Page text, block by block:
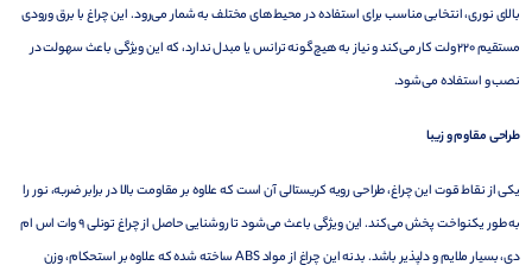
بالای نوری، انتخابی مناسب برای استفاده در محیط‌های مختلف به شمار می‌رود. این چراغ با برق ورودی
مستقیم ۲۲۰ ولت کار می‌کند و نیاز به هیچ‌گونه ترانس یا مبدل ندارد، که این ویژگی باعث سهولت در
نصب و استفاده می‌شود.
طراحی مقاوم و زیبا
یکی از نقاط قوت این چراغ، طراحی رویه کریستالی آن است که علاوه بر مقاومت بالا در برابر ضربه، نور را
به طور یکنواخت پخش می‌کند. این ویژگی باعث می‌شود تا روشنایی حاصل از چراغ تونلی 9 وات اس ام
دی، بسیار ملایم و دلپذیر باشد. بدنه این چراغ از مواد ABS ساخته شده که علاوه بر استحکام، وزن